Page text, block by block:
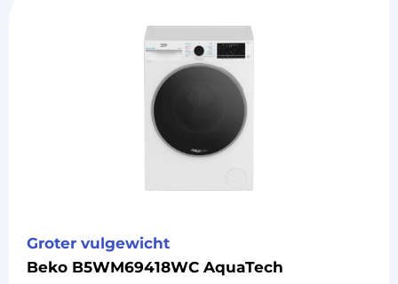
Groter vulgewicht
Beko B5WM69418WC AquaTech